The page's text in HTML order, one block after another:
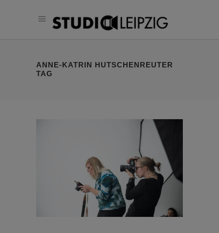
ANNE-KATRIN HUTSCHENREUTER
TAG